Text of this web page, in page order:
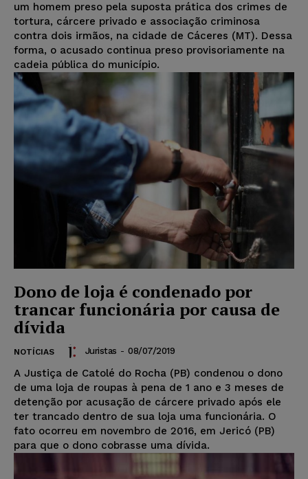
um homem preso pela suposta prática dos crimes de
tortura, cárcere privado e associação criminosa
contra dois irmãos, na cidade de Cáceres (MT). Dessa
forma, o acusado continua preso provisoriamente na
cadeia pública do município.
Dono de loja é condenado por
trancar funcionária por causa de
dívida
NOTÍCIAS Juristas - 08/07/2019
A Justiça de Catolé do Rocha (PB) condenou o dono
de uma loja de roupas à pena de 1 ano e 3 meses de
detenção por acusação de cárcere privado após ele
ter trancado dentro de sua loja uma funcionária. O
fato ocorreu em novembro de 2016, em Jericó (PB)
para que o dono cobrasse uma dívida.